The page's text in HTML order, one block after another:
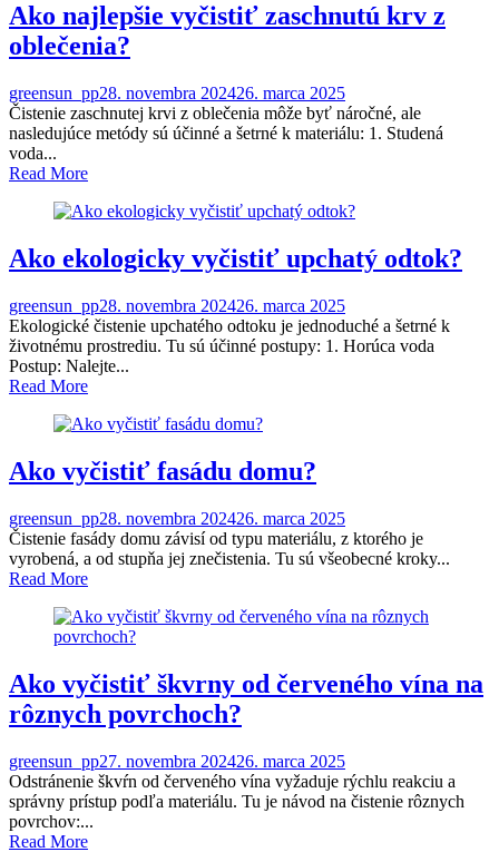
Ako najlepšie vyčistiť zaschnutú krv z
oblečenia?
greensun_pp28. novembra 202426. marca 2025
Čistenie zaschnutej krvi z oblečenia môže byť náročné, ale
nasledujúce metódy sú účinné a šetrné k materiálu: 1. Studená
voda...
Read More
Ako ekologicky vyčistiť upchatý odtok?
greensun_pp28. novembra 202426. marca 2025
Ekologické čistenie upchatého odtoku je jednoduché a šetrné k
životnému prostrediu. Tu sú účinné postupy: 1. Horúca voda
Postup: Nalejte...
Read More
Ako vyčistiť fasádu domu?
greensun_pp28. novembra 202426. marca 2025
Čistenie fasády domu závisí od typu materiálu, z ktorého je
vyrobená, a od stupňa jej znečistenia. Tu sú všeobecné kroky...
Read More
Ako vyčistiť škvrny od červeného vína na
rôznych povrchoch?
greensun_pp27. novembra 202426. marca 2025
Odstránenie škvŕn od červeného vína vyžaduje rýchlu reakciu a
správny prístup podľa materiálu. Tu je návod na čistenie rôznych
povrchov:...
Read More